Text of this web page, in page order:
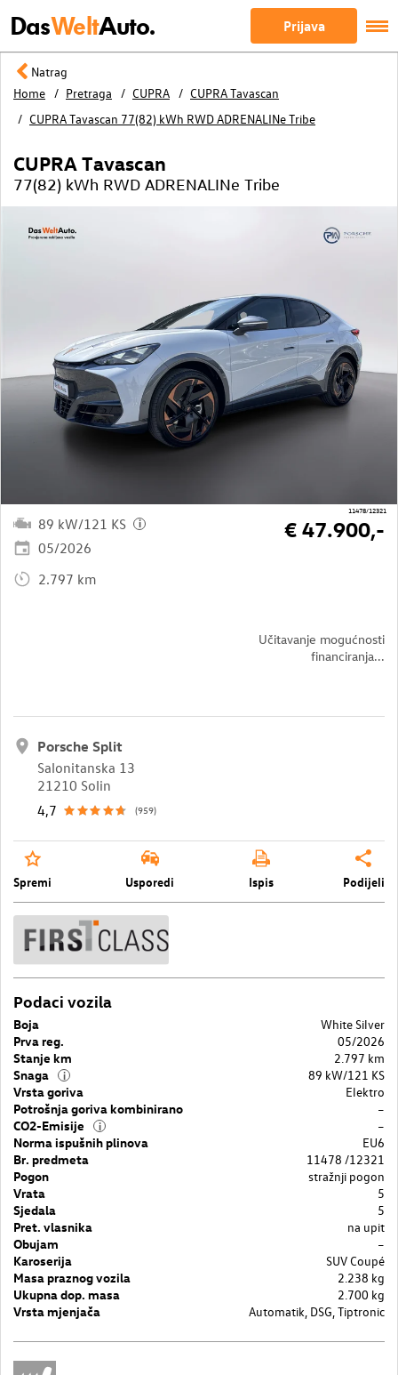
DasWeltAuto. Prijava
Natrag
Home
Pretraga CUPRA
CUPRA Tavascan
CUPRA Tavascan 77(82) kWh RWD ADRENALINe Tribe
11478/12321
CUPRA Tavascan
77(82) kWh RWD ADRENALINe Tribe
89 kW/121 KS i
05/2026
2.797 km
Učitavanje mogućnosti
financiranja...
€ 47.900,-
Porsche Split
Salonitanska 13
21210 Solin
4,7
(959)
Spremi Usporedi Ispis Podijeli
Podaci vozila
Boja
White Silver
Prva reg.
05/2026
Stanje km
2.797 km
Snaga
i
89 kW/121 KS
Vrsta goriva
Elektro
Potrošnja goriva kombinirano
–
CO2-Emisije
i
–
Norma ispušnih plinova
EU6
Br. predmeta
11478 /12321
Pogon
stražnji pogon
Vrata
5
Sjedala
5
Pret. vlasnika
na upit
Obujam
–
Karoserija
SUV Coupé
Masa praznog vozila
2.238 kg
Ukupna dop. masa
2.700 kg
Vrsta mjenjača
Automatik, DSG, Tiptronic